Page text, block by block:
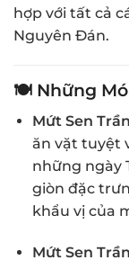
hợp với tất cả
Nguyên Đán.
🍽 Những
Mứt Sen
ăn vặt tuyệt
những ngày
giòn đặc
khẩu vị của
Mứt Sen